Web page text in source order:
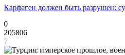
Карфаген должен быть разрушен:
0
205806
7